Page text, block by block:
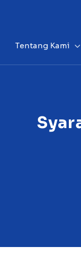
Tentang Kami